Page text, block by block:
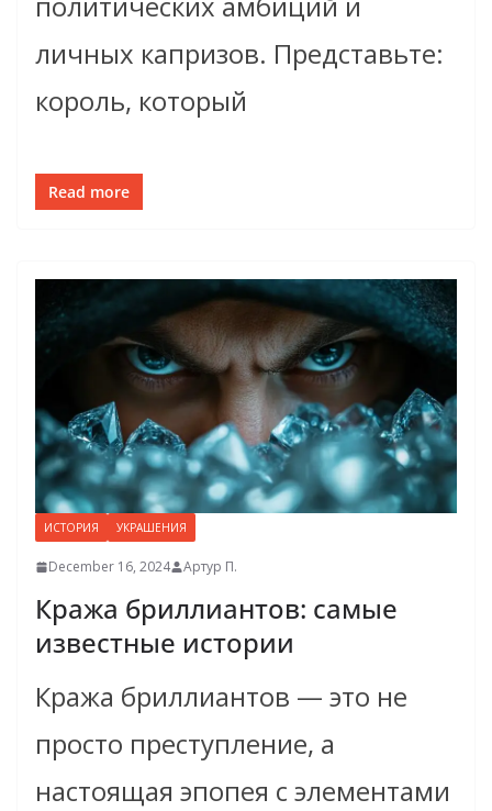
личных капризов. Представьте:
король, который
Read more
ИСТОРИЯ УКРАШЕНИЯ
December 16, 2024 Артур П.
Кража бриллиантов: самые
известные истории
Кража бриллиантов — это не
просто преступление, а
настоящая эпопея с элементами